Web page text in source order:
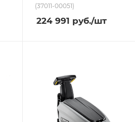
(37011-00051)
224 991 руб./шт